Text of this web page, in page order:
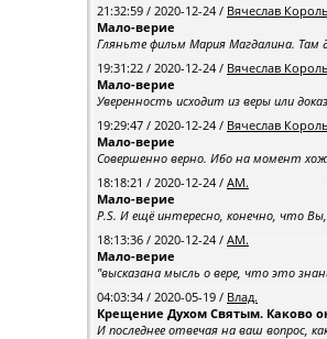
21:32:59 / 2020-12-24 / Вячеслав Король
Мало-верие
Гляньте фильм Мария Магдалина. Там
19:31:22 / 2020-12-24 / Вячеслав Король
Мало-верие
Уверенность исходит из веры или
19:29:47 / 2020-12-24 / Вячеслав Король
Мало-верие
Совершенно верно. Ибо на момент
18:18:21 / 2020-12-24 / АМ.
Мало-верие
P.S. И ещё интересно, конечно, что Вы,
18:13:36 / 2020-12-24 / АМ.
Мало-верие
"высказана мысль о вере, что это
04:03:34 / 2020-05-19 / Влад.
Крещение Духом Святым. Каково
И последнее отвечая на ваш вопрос,